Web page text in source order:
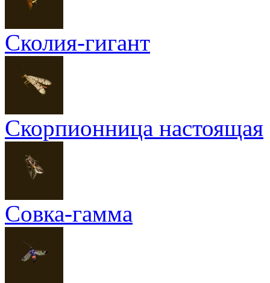
Сколия-гигант
Скорпионница настоящая
Совка-гамма